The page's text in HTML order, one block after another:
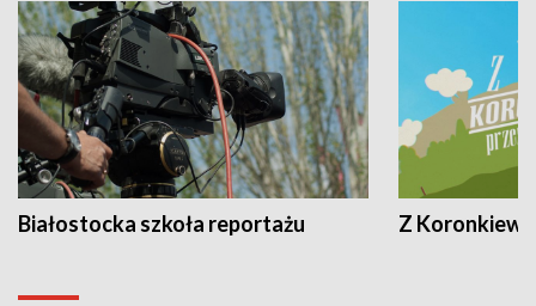
Białostocka szkoła reportażu Z